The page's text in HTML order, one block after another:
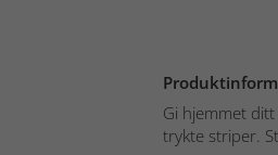
Gi hjemmet
trykte striper.